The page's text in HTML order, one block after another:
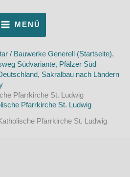
MENÜ
/ Bauwerke Generell (Startseite),
Südvariante, Pfälzer Süd
, Sakralbau nach Ländern
Pfarrkirche St. Ludwig
Pfarrkirche St. Ludwig